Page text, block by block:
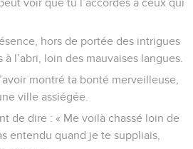
rend aux faux dieux ; moi, je me
ta bonté, car tu as vu ma misère,
aux mains de l’ennemi, tu
rendu la liberté.
Seigneur, je suis dans la détresse,
voilent, tant j’ai de chagrin.